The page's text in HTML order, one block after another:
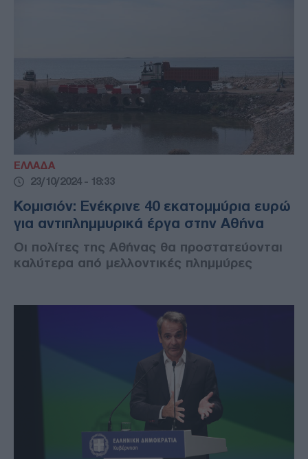
ΕΛΛΑΔΑ
23/10/2024 - 18:33
Κομισιόν: Ενέκρινε 40 εκατομμύρια ευρώ
για αντιπλημμυρικά έργα στην Αθήνα
Οι πολίτες της Αθήνας θα προστατεύονται
καλύτερα από μελλοντικές πλημμύρες